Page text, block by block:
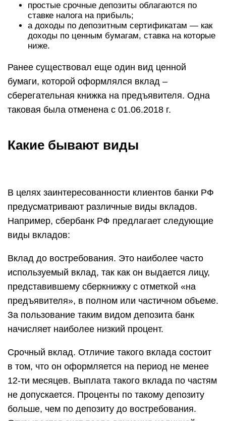
простые срочные депозиты облагаются по
ставке налога на прибыль;
а доходы по депозитным сертификатам — как
доходы по ценным бумагам, ставка на которые
ниже.
Ранее существовал еще один вид ценной
бумаги, которой оформлялся вклад –
сберегательная книжка на предъявителя. Одна
таковая была отменена с 01.06.2018 г.
Какие бывают виды
В целях заинтересованности клиентов банки РФ
предусматривают различные виды вкладов.
Например, сбербанк РФ предлагает следующие
виды вкладов:
Вклад до востребования. Это наиболее часто
используемый вклад, так как он выдается лицу,
представившему сберкнижку с отметкой «на
предъявителя», в полном или частичном объеме.
За пользование таким видом депозита банк
начисляет наиболее низкий процент.
Срочный вклад. Отличие такого вклада состоит
в том, что он оформляется на период не менее
12-ти месяцев. Выплата такого вклада по частям
не допускается. Проценты по такому депозиту
больше, чем по депозиту до востребования.